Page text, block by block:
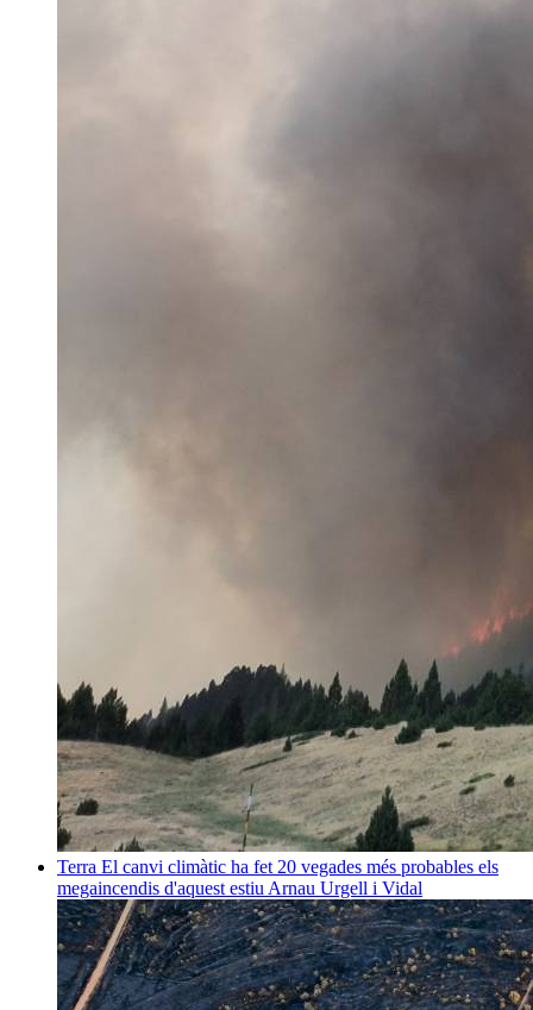
Terra El canvi climàtic ha fet 20 vegades més probables els
megaincendis d'aquest estiu Arnau Urgell i Vidal